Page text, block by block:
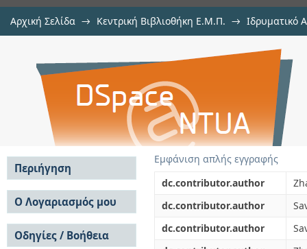
Αρχική Σελίδα → Κεντρική Βιβλιοθήκη Ε.Μ.Π. → Ιδρυματικό
Transient dynamic analysis of
BIEM
Εμφάνιση απλής εγγραφής
dc.contributor.author
dc.contributor.author
dc.contributor.author
Περιήγηση
Σε όλο το DSpace
Κοινότητες & Συλλογές
Ανά Ημερομηνία
Έκδοσης
Ο Λογαριασμός μου
Σύνδεση
Εγγραφή
Οδηγίες / Βοήθεια